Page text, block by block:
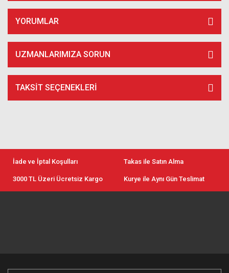
YORUMLAR
UZMANLARIMIZA SORUN
TAKSIT SEÇENEKLERI
İade ve İptal Koşulları Takas ile Satın Alma
3000 TL Üzeri Ücretsiz Kargo Kurye ile Aynı Gün Teslimat